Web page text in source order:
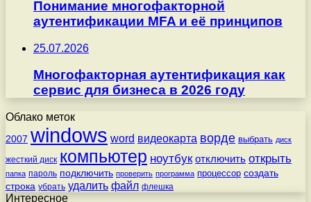
Понимание многофакторной
аутентификации MFA и её принципов
25.07.2026
Многофакторная аутентификация как
сервис для бизнеса в 2026 году
Облако меток
2007 windows word видеокарта ворде выбрать диск
жесткий диск компьютер ноутбук отключить открыть
папка пароль подключить проверить программа процессор создать
строка убрать удалить файл флешка
Интересное